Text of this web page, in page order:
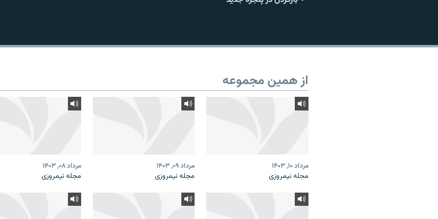
از همین مجموعه
مرداد ۱۰, ۱۴۰۳
مجله نیمروزی
مرداد ۰۹, ۱۴۰۳
مجله نیمروزی
مرداد ۰۸, ۱۴۰۳
مجله نیمروزی